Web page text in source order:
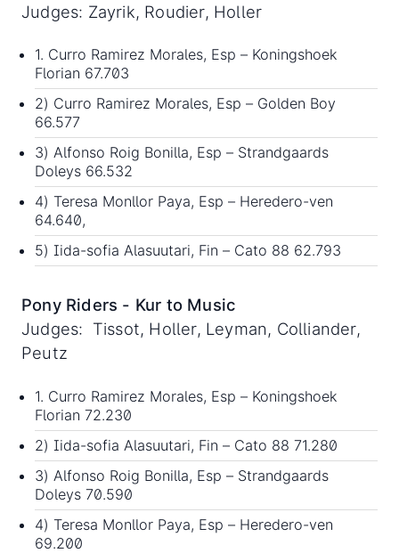
Judges: Zayrik, Roudier, Holler
1. Curro Ramirez Morales, Esp – Koningshoek
Florian 67.703
2) Curro Ramirez Morales, Esp – Golden Boy
66.577
3) Alfonso Roig Bonilla, Esp – Strandgaards
Doleys 66.532
4) Teresa Monllor Paya, Esp – Heredero-ven
64.640,
5) Iida-sofia Alasuutari, Fin – Cato 88 62.793
Pony Riders - Kur to Music
Judges: Tissot, Holler, Leyman, Colliander,
Peutz
1. Curro Ramirez Morales, Esp – Koningshoek
Florian 72.230
2) Iida-sofia Alasuutari, Fin – Cato 88 71.280
3) Alfonso Roig Bonilla, Esp – Strandgaards
Doleys 70.590
4) Teresa Monllor Paya, Esp – Heredero-ven
69.200